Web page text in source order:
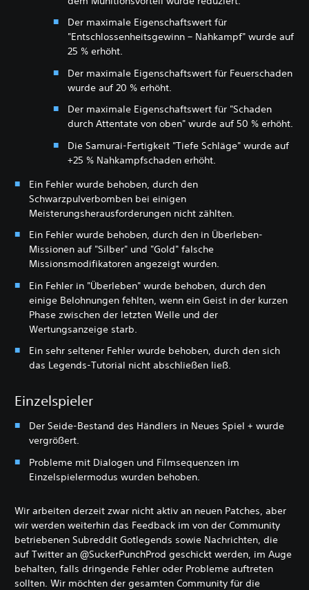
Der maximale Eigenschaftswert für
"Entschlossenheitsgewinn – Nahkampf" wurde auf
25 % erhöht.
Der maximale Eigenschaftswert für Feuerschaden
wurde auf 20 % erhöht.
Der maximale Eigenschaftswert für "Schaden
durch Attentate von oben" wurde auf 50 % erhöht.
Die Samurai-Fertigkeit "Tiefe Schläge" wurde auf
+25 % Nahkampfschaden erhöht.
Ein Fehler wurde behoben, durch den
Schwarzpulverbomben bei einigen
Meisterungsherausforderungen nicht zählten.
Ein Fehler wurde behoben, durch den in Überleben-
Missionen auf "Silber" und "Gold" falsche
Missionsmodifikatoren angezeigt wurden.
Ein Fehler in "Überleben" wurde behoben, durch den
einige Belohnungen fehlten, wenn ein Geist in der kurzen
Phase zwischen der letzten Welle und der
Wertungsanzeige starb.
Ein sehr seltener Fehler wurde behoben, durch den sich
das Legends-Tutorial nicht abschließen ließ.
Einzelspieler
Der Seide-Bestand des Händlers in Neues Spiel + wurde
vergrößert.
Probleme mit Dialogen und Filmsequenzen im
Einzelspielermodus wurden behoben.
Wir arbeiten derzeit zwar nicht aktiv an neuen Patches, aber
wir werden weiterhin das Feedback im von der Community
betriebenen Subreddit Gotlegends sowie Nachrichten, die
auf Twitter an @SuckerPunchProd geschickt werden, im Auge
behalten, falls dringende Fehler oder Probleme auftreten
sollten. Wir möchten der gesamten Community für die